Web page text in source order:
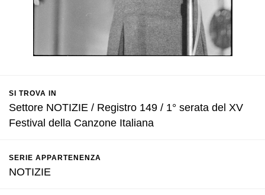
SI TROVA IN
Settore NOTIZIE / Registro 149 / 1° serata del XV
Festival della Canzone Italiana
SERIE APPARTENENZA
NOTIZIE